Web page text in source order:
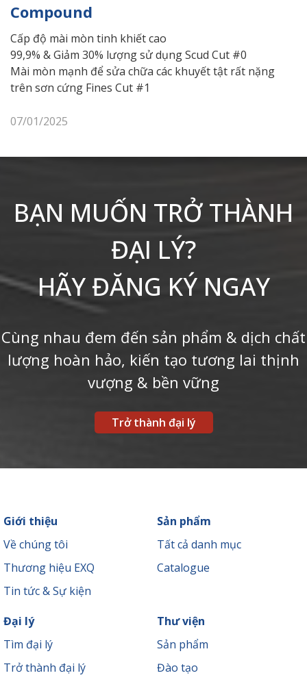
Compound
Cấp độ mài mòn tinh khiết cao
99,9% & Giảm 30% lượng sử dụng Scud Cut #0
Mài mòn mạnh để sửa chữa các khuyết tật rất nặng
trên sơn cứng Fines Cut #1
07/01/2025
BẠN MUỐN TRỞ THÀNH
ĐẠI LÝ?
HÃY ĐĂNG KÝ NGAY
Cùng nhau đem đến sản phẩm & dịch chất
lượng hoàn hảo, kiến tạo tương lai thịnh
vượng & bền vững
Trở thành đại lý
Giới thiệu
Về chúng tôi
Thương hiệu EXQ
Tin tức & Sự kiện
Sản phẩm
Tất cả danh mục
Catalogue
Đại lý
Tìm đại lý
Trở thành đại lý
Thư viện
Sản phẩm
Đào tạo